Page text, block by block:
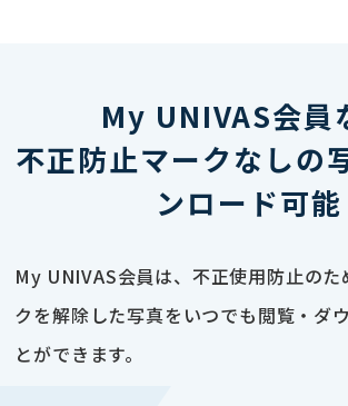
My UNIVAS会員
不正防止マークなしの
ンロード可能
My UNIVAS会員は、不正使用防止のた
クを解除した写真をいつでも閲覧・ダ
とができます。